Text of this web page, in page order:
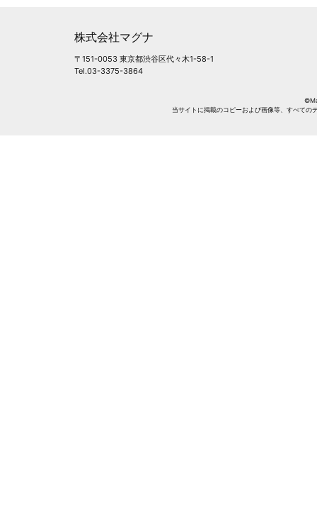
株式会社マグナ
〒151-0053 東京都渋谷区代々木1-58-1
Tel.03-3375-3864
当サイトに掲載のコピーおよび画像等、すべての